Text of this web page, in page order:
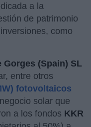
a la
de patrimonio
como
Gorges (Spain) SL
entre otros
fotovoltaicos
solar que
a los fondos KKR